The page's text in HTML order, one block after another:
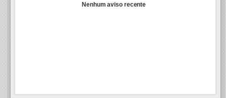
Nenhum aviso recente